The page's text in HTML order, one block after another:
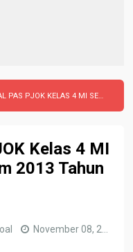
4 MI SEMESTER 1 KURIKULUM 2013 TAHUN 2023-2024
Kelas 4 MI
2013 Tahun
November 08, 2023